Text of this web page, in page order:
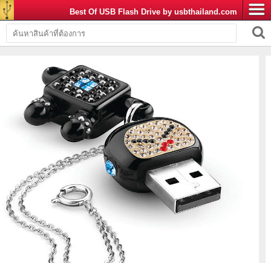
Best Of USB Flash Drive by usbthailand.com